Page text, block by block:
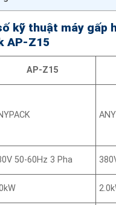
kỹ thuật máy gấp
AP-Z15
AP-Z15
50-60Hz 3 Pha